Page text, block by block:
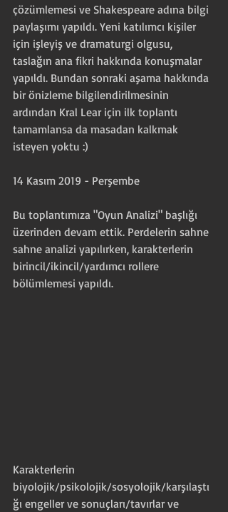
Prova Notları
çözümlemesi ve Shakespeare adına bilgi
paylaşımı yapıldı. Yeni katılımcı kişiler
için işleyiş ve dramaturgi olgusu,
taslağın ana fikri hakkında konuşmalar
yapıldı. Bundan sonraki aşama hakkında
bir önizleme bilgilendirilmesinin
ardından Kral Lear için ilk toplantı
tamamlansa da masadan kalkmak
isteyen yoktu :)
14 Kasım 2019 - Perşembe
Bu toplantımıza "Oyun Analizi" başlığı
üzerinden devam ettik. Perdelerin sahne
sahne analizi yapılırken, karakterlerin
birincil/ikincil/yardımcı rollere
bölümlemesi yapıldı.
Karakterlerin
biyolojik/psikolojik/sosyolojik/karşılaştı
ğı engeller ve sonuçları/tavırlar ve